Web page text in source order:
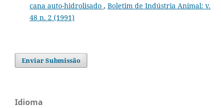
cana auto-hidrolisado , Boletim de Indústria Animal: v.
48 n. 2 (1991)
Enviar Submissão
Idioma